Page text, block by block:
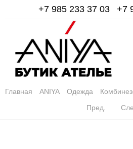
+7 985 233 37 03 +7
Главная ANIYA Одежда
Пред.